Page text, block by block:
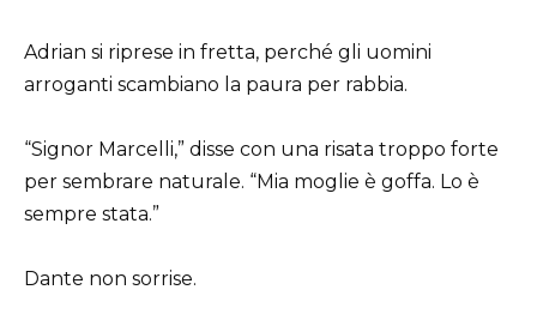
Adrian si riprese in fretta, perché gli uomini
arroganti scambiano la paura per rabbia.
“Signor Marcelli,” disse con una risata troppo forte
per sembrare naturale. “Mia moglie è goffa. Lo è
sempre stata.”
Dante non sorrise.